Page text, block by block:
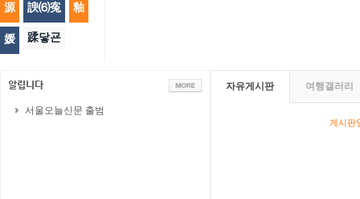
源 諛⑹寃 釉
媛 蹂닿굔
서울오늘신문 출범
자유게시판 여행갤러리
게시판